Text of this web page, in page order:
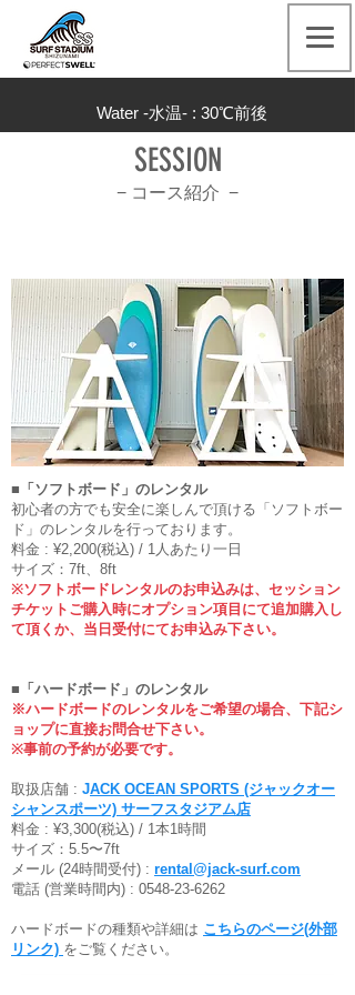
Water -水温- : 30℃前後
SESSION
− コース紹介 −
■「ソフトボード」のレンタル
初心者の方でも安全に楽しんで頂ける「ソフトボー
ド」のレンタルを行っております。
料金 : ¥2,200(税込) / 1人あたり一日
サイズ：7ft、8ft
※ソフトボードレンタルのお申込みは、セッション
チケットご購入時にオプション項目にて追加購入し
て頂くか、当日受付にてお申込み下さい。
■「ハードボード」のレンタル
※ハードボードのレンタルをご希望の場合、下記シ
ョップに直接お問合せ下さい。
※事前の予約が必要です。
取扱店舗 : JACK OCEAN SPORTS (ジャックオー
シャンスポーツ) サーフスタジアム店
料金 : ¥3,300(税込) / 1本1時間
サイズ：5.5〜7ft
メール (24時間受付) : rental@jack-surf.com
電話 (営業時間内) : 0548-23-6262
ハードボードの種類や詳細は こちらのページ(外部
リンク) をご覧ください。